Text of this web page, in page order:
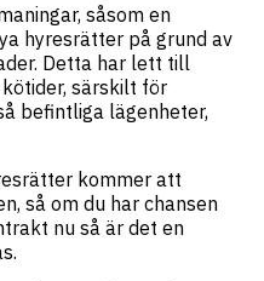
såsom en
hyresrätter på grund av
Detta har lett till
särskilt för
befintliga lägenheter,
kommer att
så om du har chansen
nu så är det en